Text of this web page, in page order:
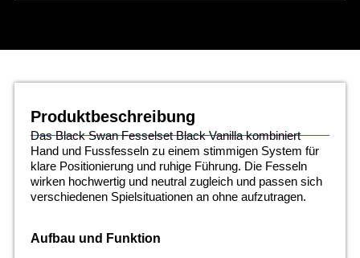
Produktbeschreibung
Das Black Swan Fesselset Black Vanilla kombiniert
Hand und Fussfesseln zu einem stimmigen System für
klare Positionierung und ruhige Führung. Die Fesseln
wirken hochwertig und neutral zugleich und passen sich
verschiedenen Spielsituationen an ohne aufzutragen.
Aufbau und Funktion